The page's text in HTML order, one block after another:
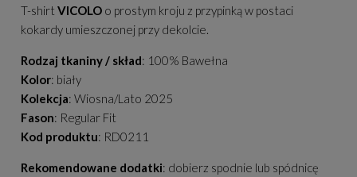
T-shirt VICOLO o prostym kroju z przypinką w postaci
kokardy umieszczonej przy dekolcie.
Rodzaj tkaniny / skład: 100% Bawełna
Kolor: biały
Kolekcja: Wiosna/Lato 2025
Fason: Regular Fit
Kod produktu: RD0211
Rekomendowane dodatki: dobierz spodnie lub spódnicę